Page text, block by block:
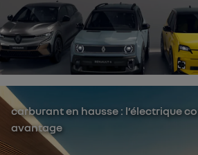
carburant en hausse : l’électrique
avantage